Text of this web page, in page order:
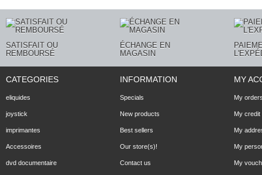
SATISFAIT OU
REMBOURSÉ
ÉCHANGE EN
MAGASIN
CATEGORIES
eliquides
joystick
imprimantes
Accessoires
dvd documentaire
INFORMATION
Specials
New products
Best sellers
Our store(s)!
Contact us
MY
My
My credit
My
My
My